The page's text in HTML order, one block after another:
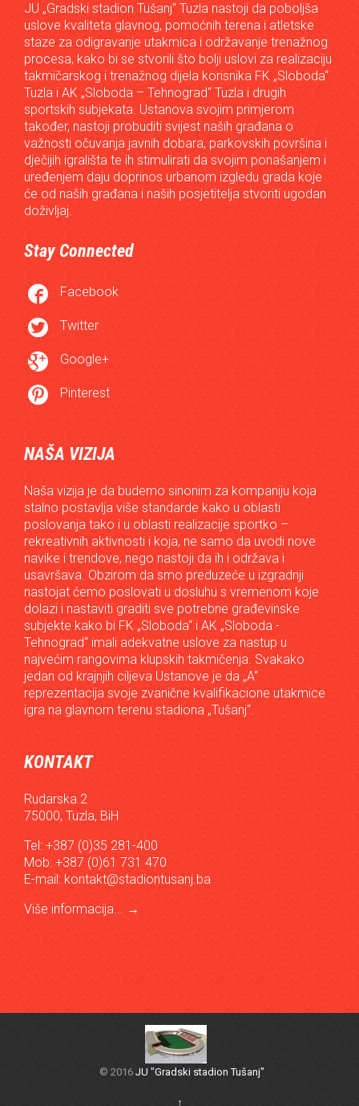
JU „Gradski stadion Tušanj“ Tuzla nastoji da poboljša
uslove kvaliteta glavnog, pomoćnih terena i atletske
staze za odigravanje utakmica i održavanje trenažnog
procesa, kako bi se stvorili što bolji uslovi za realizaciju
takmičarskog i trenažnog dijela korisnika FK „Sloboda“
Tuzla i AK „Sloboda – Tehnograd“ Tuzla i drugih
sportskih subjekata. Ustanova svojim primjerom
također, nastoji probuditi svijest naših građana o
važnosti očuvanja javnih dobara, parkovskih površina i
dječijih igrališta te ih stimulirati da svojim ponašanjem i
uređenjem daju doprinos urbanom izgledu grada koje
će od naših građana i naših posjetitelja stvoriti ugodan
doživljaj.
Stay Connected
 Facebook
 Twitter
 Google+
 Pinterest
NAŠA VIZIJA
Naša vizija je da budemo sinonim za kompaniju koja
stalno postavlja više standarde kako u oblasti
poslovanja tako i u oblasti realizacije sportko –
rekreativnih aktivnosti i koja, ne samo da uvodi nove
navike i trendove, nego nastoji da ih i održava i
usavršava. Obzirom da smo preduzeće u izgradnji
nastojat ćemo poslovati u dosluhu s vremenom koje
dolazi i nastaviti graditi sve potrebne građevinske
subjekte kako bi FK „Sloboda“ i AK „Sloboda -
Tehnograd“ imali adekvatne uslove za nastup u
najvećim rangovima klupskih takmičenja. Svakako
jedan od krajnjih ciljeva Ustanove je da „A“
reprezentacija svoje zvanične kvalifikacione utakmice
igra na glavnom terenu stadiona „Tušanj“.
KONTAKT
Rudarska 2
75000, Tuzla, BiH
Tel: +387 (0)35 281-400
Mob: +387 (0)61 731 470
E-mail: kontakt@stadiontusanj.ba
Više informacija... →
© 2016 JU "Gradski stadion Tušanj"
↑